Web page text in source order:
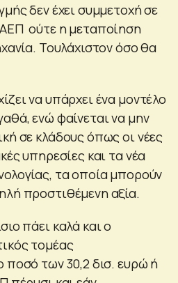
δεν έχει συμμετοχή σε
ούτε η μεταποίηση
Τουλάχιστον όσο θα
να υπάρχει ένα μοντέλο
ενώ φαίνεται να μην
σε κλάδους όπως οι νέες
υπηρεσίες και τα νέα
τα οποία μπορούν
προστιθέμενη αξία.
πάει καλά και ο
τομέας
ποσό των 30,2 δισ. ευρώ ή